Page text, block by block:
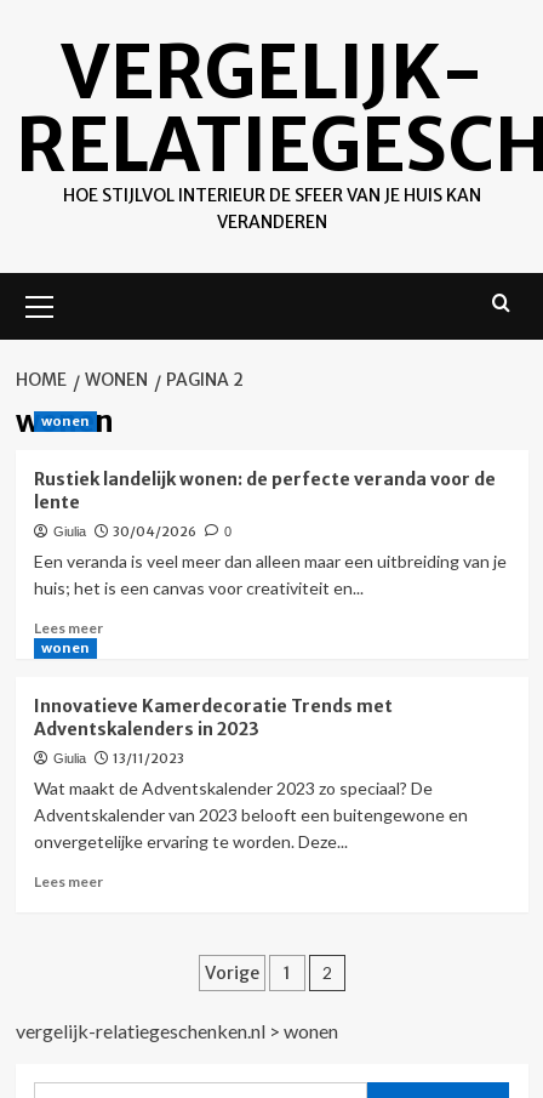
VERGELIJK-
HOE STIJLVOL INTERIEUR DE SFEER VAN JE HUIS KAN
VERANDEREN
menu
HOME WONEN PAGINA 2
wonen
wonen
Rustiek landelijk wonen: de perfecte veranda voor de
lente
Giulia 30/04/2026 0
Een veranda is veel meer dan alleen maar een uitbreiding van je
huis; het is een canvas voor creativiteit en...
Lees meerLees
Rustiek
landelijk
wonen:
de
perfecte
veranda
voor
lente
wonen
Innovatieve Kamerdecoratie Trends met
Adventskalenders in 2023
Giulia 13/11/2023
Wat maakt de Adventskalender 2023 zo speciaal? De
Adventskalender van 2023 belooft een buitengewone en
onvergetelijke ervaring te worden. Deze...
Lees meerLees
Kamerdecoratie
Adventskalenders
2023
Berichten
paginering
Vorige 1 2
vergelijk-relatiegeschenken.nl> wonen